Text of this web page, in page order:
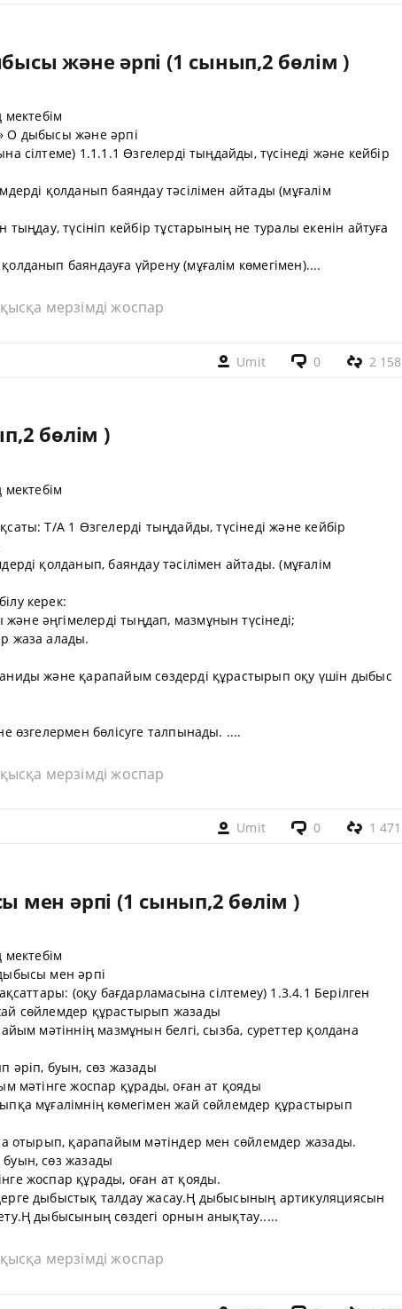
және әрпі (1 сынып,2 бөлім )
мектебім
О дыбысы және әрпі
сілтеме) 1.1.1.1 Өзгелерді тыңдайды, түсінеді және кейбір
қолданып баяндау тәсілімен айтады (мұғалім
тыңдау, түсініп кейбір тұстарының не туралы екенін айтуға
баяндауға үйрену (мұғалім көмегімен)....
мерзімді жоспар
Umit 0 2 158
бөлім )
мектебім
Т/А 1 Өзгелерді тыңдайды, түсінеді және кейбір
қолданып, баяндау тәсілімен айтады. (мұғалім
керек:
әңгімелерді тыңдап, мазмұнын түсінеді;
жаза алады.
және қарапайым сөздерді құрастырып оқу үшін дыбыс
өзгелермен бөлісуге талпынады. ....
мерзімді жоспар
Umit 0 1 471
мен әрпі (1 сынып,2 бөлім )
мектебім
мен әрпі
(оқу бағдарламасына сілтемеу) 1.3.4.1 Берілген
сөйлемдер құрастырып жазады
мәтіннің мазмұнын белгі, сызба, суреттер қолдана
әріп, буын, сөз жазады
мәтінге жоспар құрады, оған ат қояды
мұғалімнің көмегімен жай сөйлемдер құрастырып
отырып, қарапайым мәтіндер мен сөйлемдер жазады.
сөз жазады
жоспар құрады, оған ат қояды.
дыбыстық талдау жасау.Ң дыбысының артикуляциясын
дыбысының сөздегі орнын анықтау.....
мерзімді жоспар